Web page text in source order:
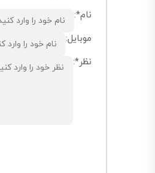
نام*:
موبایل:
نظر*: